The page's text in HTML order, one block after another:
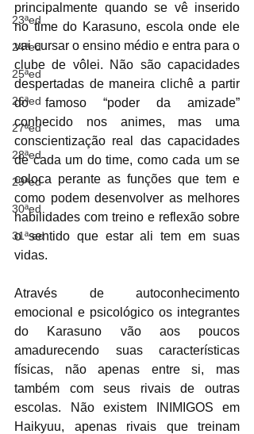
23ªed
24ªed
25ªed
26ªed
27ªed
28ªed
29ªed
30ªed
31ª ed
principalmente quando se vê inserido
no time do Karasuno, escola onde ele
vai cursar o ensino médio e entra para o
clube de vôlei. Não são capacidades
despertadas de maneira clichê a partir
do famoso “poder da amizade”
conhecido nos animes, mas uma
conscientização real das capacidades
de cada um do time, como cada um se
coloca perante as funções que tem e
como podem desenvolver as melhores
habilidades com treino e reflexão sobre
o sentido que estar ali tem em suas
vidas.
Através de autoconhecimento
emocional e psicológico os integrantes
do Karasuno vão aos poucos
amadurecendo suas características
físicas, não apenas entre si, mas
também com seus rivais de outras
escolas. Não existem INIMIGOS em
Haikyuu, apenas rivais que treinam